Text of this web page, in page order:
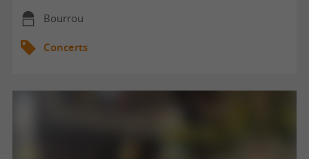
Bourrou
Concerts